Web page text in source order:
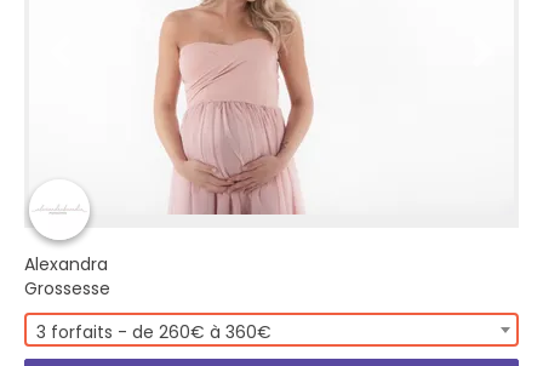
Alexandra
Grossesse
3 forfaits - de 260€ à 360€